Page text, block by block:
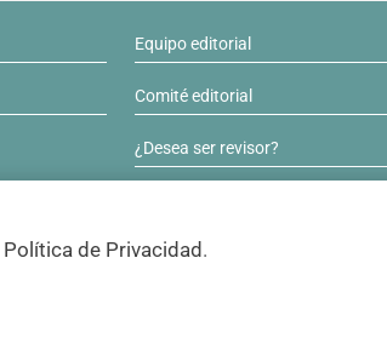
Política de Privacidad .
Equipo editorial
Comité editorial
¿Desea ser revisor?